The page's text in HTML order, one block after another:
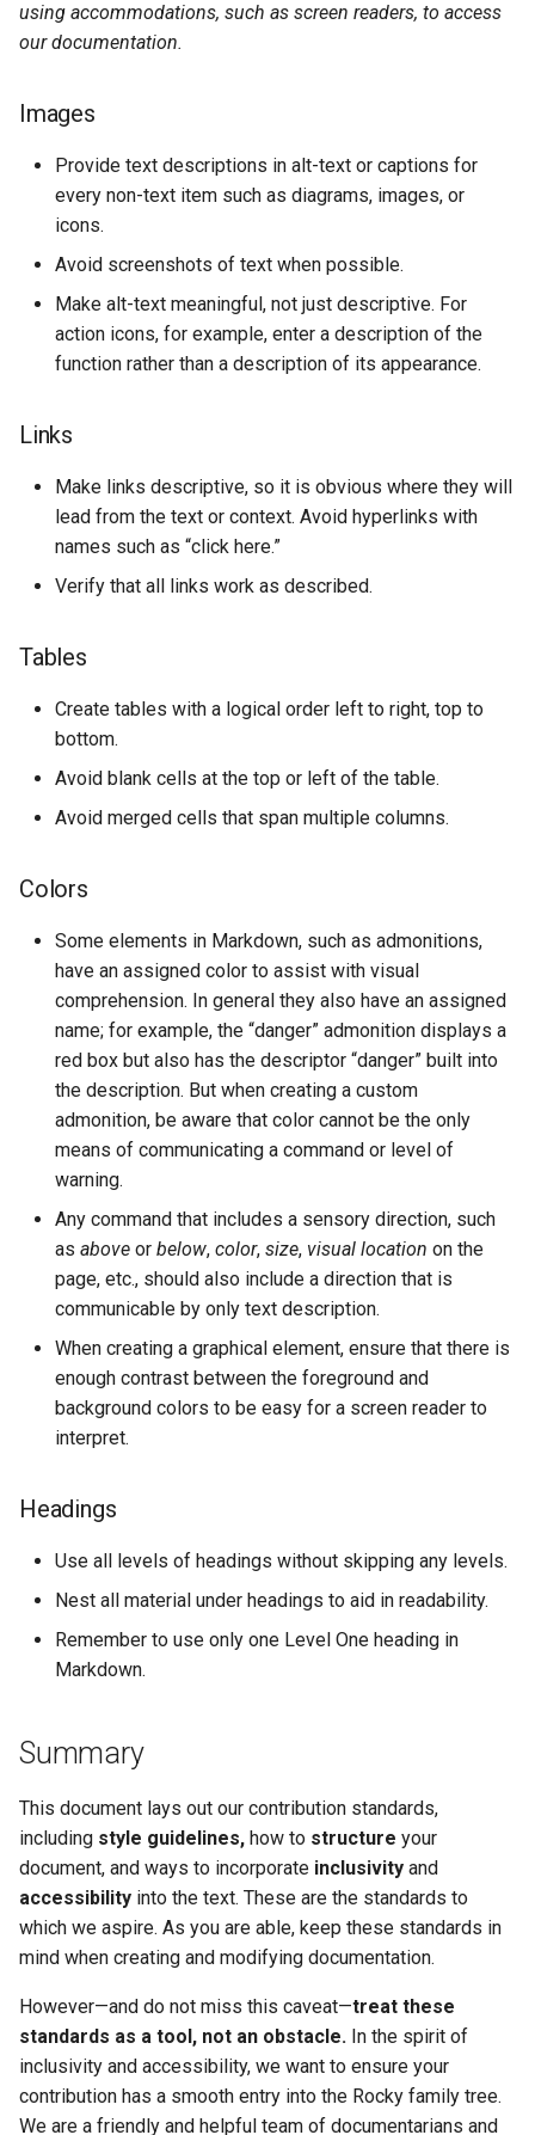
using accommodations, such as screen readers, to access
our documentation.
Images
Provide text descriptions in alt-text or captions for
every non-text item such as diagrams, images, or
icons.
Avoid screenshots of text when possible.
Make alt-text meaningful, not just descriptive. For
action icons, for example, enter a description of the
function rather than a description of its appearance.
Links
Make links descriptive, so it is obvious where they will
lead from the text or context. Avoid hyperlinks with
names such as “click here.”
Verify that all links work as described.
Tables
Create tables with a logical order left to right, top to
bottom.
Avoid blank cells at the top or left of the table.
Avoid merged cells that span multiple columns.
Colors
Some elements in Markdown, such as admonitions,
have an assigned color to assist with visual
comprehension. In general they also have an assigned
name; for example, the “danger” admonition displays a
red box but also has the descriptor “danger” built into
the description. But when creating a custom
admonition, be aware that color cannot be the only
means of communicating a command or level of
warning.
Any command that includes a sensory direction, such
as above or below, color, size, visual location on the
page, etc., should also include a direction that is
communicable by only text description.
When creating a graphical element, ensure that there is
enough contrast between the foreground and
background colors to be easy for a screen reader to
interpret.
Headings
Use all levels of headings without skipping any levels.
Nest all material under headings to aid in readability.
Remember to use only one Level One heading in
Markdown.
Summary
This document lays out our contribution standards,
including style guidelines, how to structure your
document, and ways to incorporate inclusivity and
accessibility into the text. These are the standards to
which we aspire. As you are able, keep these standards in
mind when creating and modifying documentation.
However—and do not miss this caveat—treat these
standards as a tool, not an obstacle. In the spirit of
inclusivity and accessibility, we want to ensure your
contribution has a smooth entry into the Rocky family tree.
We are a friendly and helpful team of documentarians and